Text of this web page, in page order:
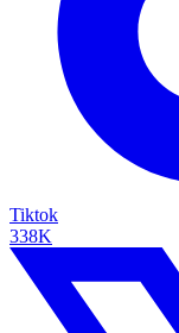
Tiktok
338K